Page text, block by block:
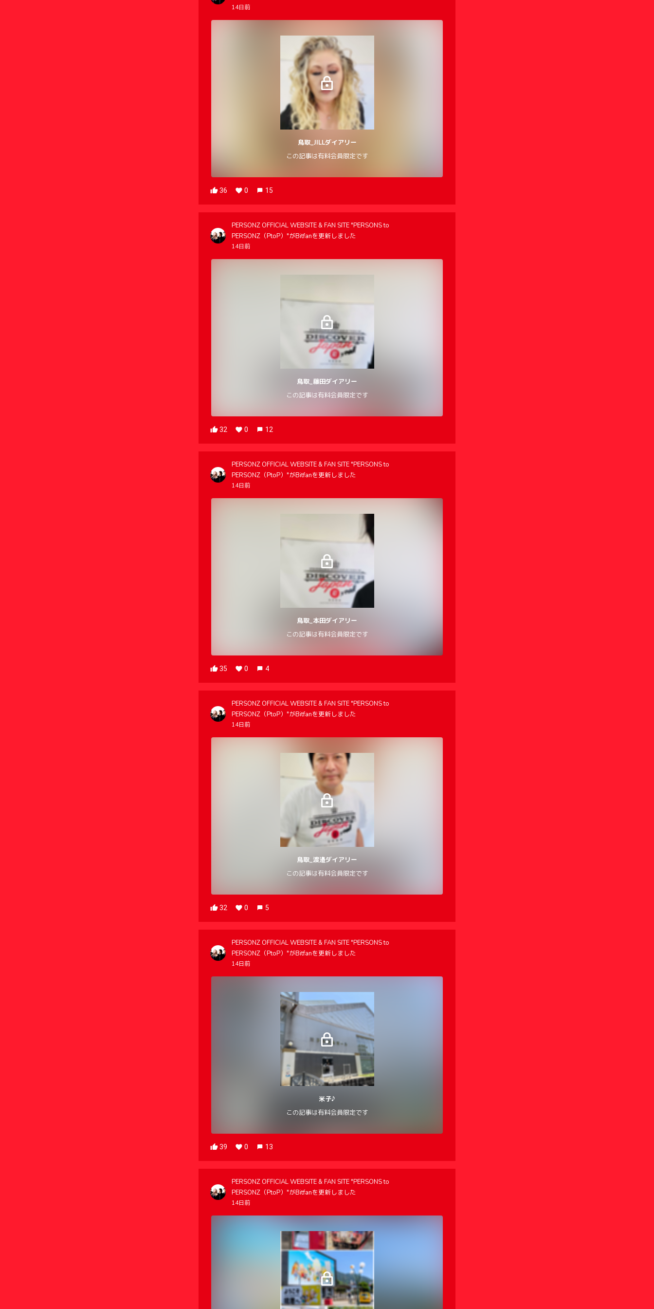
14日前
鳥取_JILLダイアリー
この記事は有料会員限定です
36 0 15
PERSONZ OFFICIAL WEBSITE & FAN SITE "PERSONS to
PERSONZ（PtoP）"がBitfanを更新しました
14日前
鳥取_藤田ダイアリー
この記事は有料会員限定です
32 0 12
PERSONZ OFFICIAL WEBSITE & FAN SITE "PERSONS to
PERSONZ（PtoP）"がBitfanを更新しました
14日前
鳥取_本田ダイアリー
この記事は有料会員限定です
35 0 4
PERSONZ OFFICIAL WEBSITE & FAN SITE "PERSONS to
PERSONZ（PtoP）"がBitfanを更新しました
14日前
鳥取_渡邉ダイアリー
この記事は有料会員限定です
32 0 5
PERSONZ OFFICIAL WEBSITE & FAN SITE "PERSONS to
PERSONZ（PtoP）"がBitfanを更新しました
14日前
米子♪
この記事は有料会員限定です
39 0 13
PERSONZ OFFICIAL WEBSITE & FAN SITE "PERSONS to
PERSONZ（PtoP）"がBitfanを更新しました
14日前